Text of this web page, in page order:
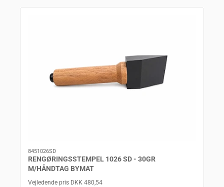
8451026SD
RENGØRINGSSTEMPEL 1026 SD - 30GR
M/HÅNDTAG BYMAT
Vejledende pris DKK 480,54